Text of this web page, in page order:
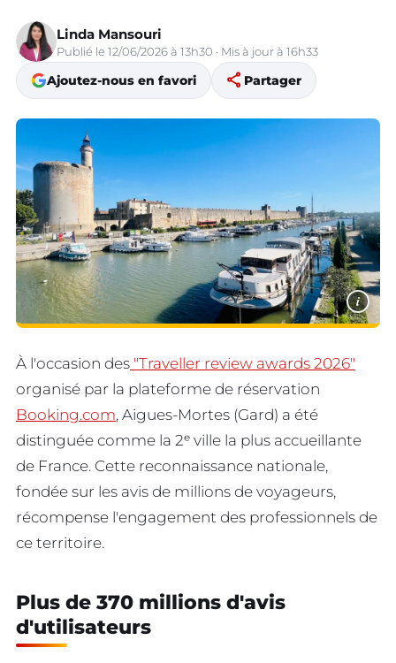
Linda Mansouri
Publié le 12/06/2026 à 13h30 · Mis à jour à 16h33
Ajoutez-nous en favori share Partager
i
À l'occasion des "Traveller review awards 2026"
organisé par la plateforme de réservation
Booking.com, Aigues-Mortes (Gard) a été
distinguée comme la 2ᵉ ville la plus accueillante
de France. Cette reconnaissance nationale,
fondée sur les avis de millions de voyageurs,
récompense l'engagement des professionnels de
ce territoire.
Plus de 370 millions d'avis
d'utilisateurs